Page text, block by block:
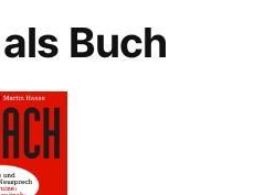
Buch